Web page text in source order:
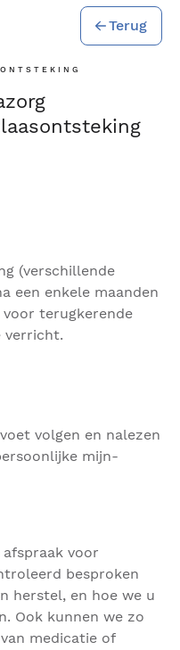
Terug
(verschillende
een enkele maanden
terugkerende
verricht.
volgen en nalezen
mijn-
voor
besproken
herstel, en hoe we u
Ook kunnen we zo
medicatie of